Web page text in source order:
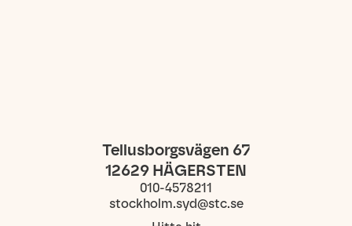
Tellusborgsvägen 67
12629 HÄGERSTEN
010-4578211
stockholm.syd@stc.se